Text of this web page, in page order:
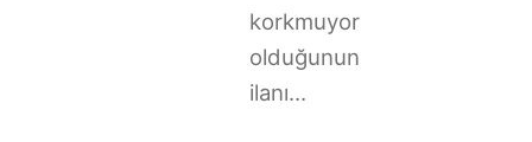
korkmuyor
olduğunun
ilanı...